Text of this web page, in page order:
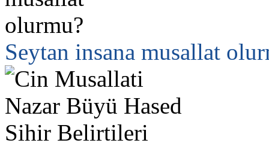
Seytan insana musallat